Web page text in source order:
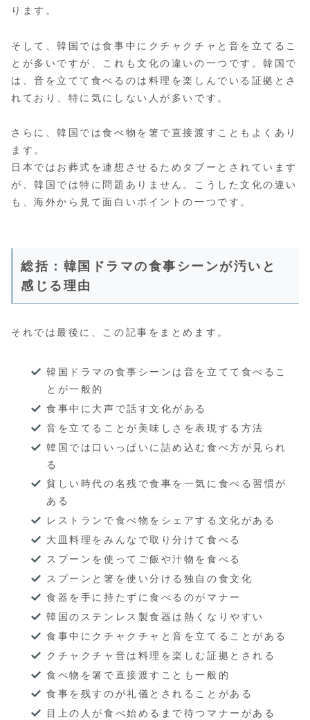
ります​。
そして、韓国では食事中にクチャクチャと音を立てるこ
とが多いですが、これも文化の違いの一つです。韓国で
は、音を立てて食べるのは料理を楽しんでいる証拠とさ
れており、特に気にしない人が多いです。
さらに、韓国では食べ物を箸で直接渡すこともよくあり
ます。
日本ではお葬式を連想させるためタブーとされています
が、韓国では特に問題ありません。こうした文化の違い
も、海外から見て面白いポイントの一つです​​。
総括：韓国ドラマの食事シーンが汚いと
感じる理由
それでは最後に、この記事をまとめます。
韓国ドラマの食事シーンは音を立てて食べるこ
とが一般的
食事中に大声で話す文化がある
音を立てることが美味しさを表現する方法
韓国では口いっぱいに詰め込む食べ方が見られ
る
貧しい時代の名残で食事を一気に食べる習慣が
ある
レストランで食べ物をシェアする文化がある
大皿料理をみんなで取り分けて食べる
スプーンを使ってご飯や汁物を食べる
スプーンと箸を使い分ける独自の食文化
食器を手に持たずに食べるのがマナー
韓国のステンレス製食器は熱くなりやすい
食事中にクチャクチャと音を立てることがある
クチャクチャ音は料理を楽しむ証拠とされる
食べ物を箸で直接渡すことも一般的
食事を残すのが礼儀とされることがある
目上の人が食べ始めるまで待つマナーがある